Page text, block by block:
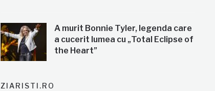
A murit Bonnie Tyler, legenda care
a cucerit lumea cu „Total Eclipse of
the Heart”
ZIARISTI.RO